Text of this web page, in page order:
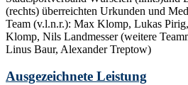
Ausgezeichnete Leistung